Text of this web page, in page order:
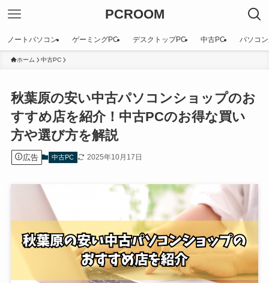
PCROOM
ノートパソコン ゲーミングPC デスクトップPC 中古PC パソコ
ホーム 中古PC
秋葉原の安い中古パソコンショップのお
すすめ店を紹介！中古PCのお得な買い
方や選び方を解説
広告 中古PC 2025年10月17日